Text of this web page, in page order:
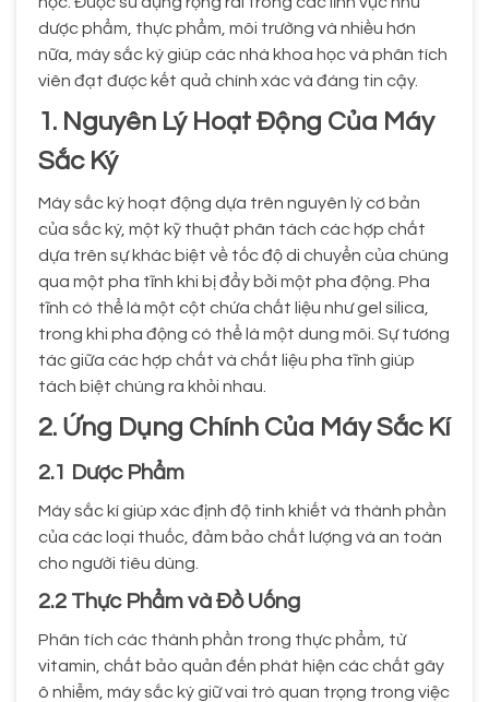
dược phẩm, thực phẩm, môi trường và nhiều hơn
nữa, máy sắc ký giúp các nhà khoa học và phân tích
viên đạt được kết quả chính xác và đáng tin cậy.
1. Nguyên Lý Hoạt Động Của Máy
Sắc Ký
Máy sắc ký hoạt động dựa trên nguyên lý cơ bản
của sắc ký, một kỹ thuật phân tách các hợp chất
dựa trên sự khác biệt về tốc độ di chuyển của chúng
qua một pha tĩnh khi bị đẩy bởi một pha động. Pha
tĩnh có thể là một cột chứa chất liệu như gel silica,
trong khi pha động có thể là một dung môi. Sự tương
tác giữa các hợp chất và chất liệu pha tĩnh giúp
tách biệt chúng ra khỏi nhau.
2. Ứng Dụng Chính Của Máy Sắc Kí
2.1 Dược Phẩm
Máy sắc kí giúp xác định độ tinh khiết và thành phần
của các loại thuốc, đảm bảo chất lượng và an toàn
cho người tiêu dùng.
2.2 Thực Phẩm và Đồ Uống
Phân tích các thành phần trong thực phẩm, từ
vitamin, chất bảo quản đến phát hiện các chất gây
ô nhiễm, máy sắc ký giữ vai trò quan trọng trong việc